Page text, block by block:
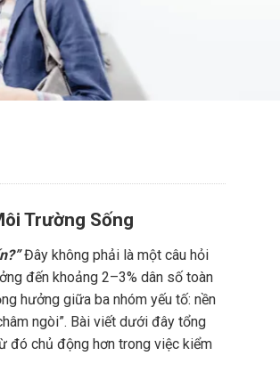
Trường Sống
Đây không phải là một câu hỏi
đến khoảng 2–3% dân số toàn
hưởng giữa ba nhóm yếu tố: nền
ngòi”. Bài viết dưới đây tổng
đó chủ động hơn trong việc kiểm